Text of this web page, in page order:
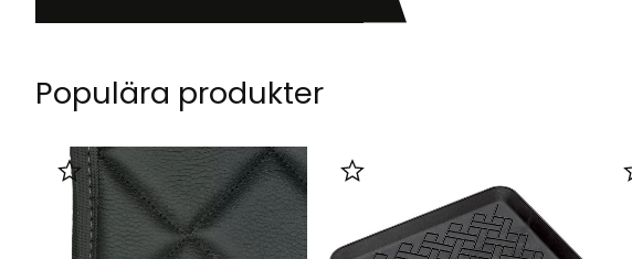
Populära produkter
Lägg till i favoriter Lägg till i favoriter